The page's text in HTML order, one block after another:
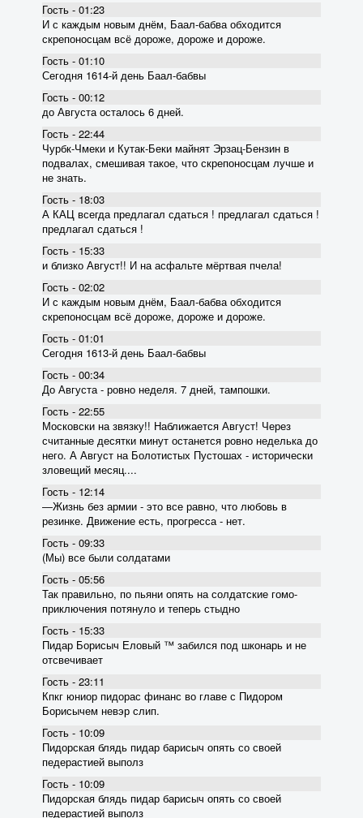
Гость - 01:23
И с каждым новым днём, Баал-бабва обходится
скрепоносцам всё дороже, дороже и дороже.
Гость - 01:10
Сегодня 1614-й день Баал-бабвы
Гость - 00:12
до Августа осталось 6 дней.
Гость - 22:44
Чурбк-Чмеки и Кутак-Беки майнят Эрзац-Бензин в
подвалах, смешивая такое, что скрепоносцам лучше и
не знать.
Гость - 18:03
А КАЦ всегда предлагал сдаться ! предлагал сдаться !
предлагал сдаться !
Гость - 15:33
и близко Август!! И на асфальте мёртвая пчела!
Гость - 02:02
И с каждым новым днём, Баал-бабва обходится
скрепоносцам всё дороже, дороже и дороже.
Гость - 01:01
Сегодня 1613-й день Баал-бабвы
Гость - 00:34
До Августа - ровно неделя. 7 дней, тампошки.
Гость - 22:55
Московски на звязку!! Наближается Август! Через
считанные десятки минут останется ровно неделька до
него. А Август на Болотистых Пустошах - исторически
зловещий месяц....
Гость - 12:14
―Жизнь без армии - это все равно, что любовь в
резинке. Движение есть, прогресса - нет.
Гость - 09:33
(Мы) все были солдатами
Гость - 05:56
Так правильно, по пьяни опять на солдатские гомо-
приключения потянуло и теперь стыдно
Гость - 15:33
Пидар Борисыч Еловый ™ забился под шконарь и не
отсвечивает
Гость - 23:11
Кпкг юниор пидорас финанс во главе с Пидором
Борисычем невэр слип.
Гость - 10:09
Пидорская блядь пидар барисыч опять со своей
педерастией выполз
Гость - 10:09
Пидорская блядь пидар барисыч опять со своей
педерастией выполз